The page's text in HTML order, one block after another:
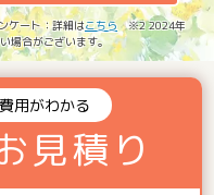
ケート：詳細はこちら ※2 2024年
場合がございます。
用がわかる
見積り